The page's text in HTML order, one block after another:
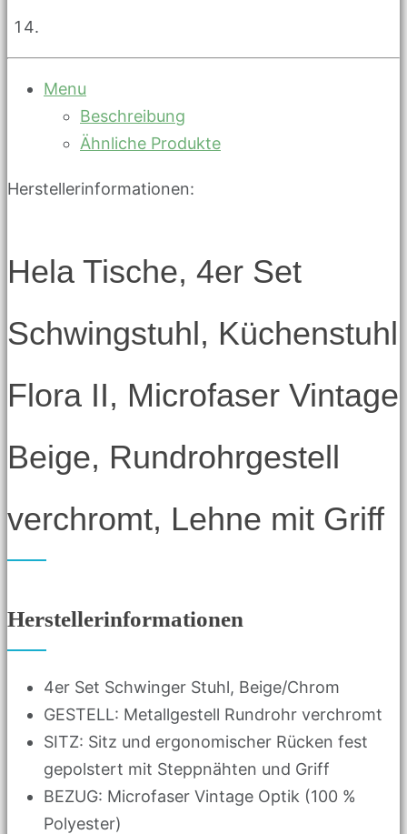
Menu
Beschreibung
Ähnliche Produkte
Herstellerinformationen:
Hela Tische, 4er Set
Schwingstuhl, Küchenstuhl
Flora II, Microfaser Vintage
Beige, Rundrohrgestell
verchromt, Lehne mit Griff
Herstellerinformationen
4er Set Schwinger Stuhl, Beige/Chrom
GESTELL: Metallgestell Rundrohr verchromt
SITZ: Sitz und ergonomischer Rücken fest
gepolstert mit Steppnähten und Griff
BEZUG: Microfaser Vintage Optik (100 %
Polyester)